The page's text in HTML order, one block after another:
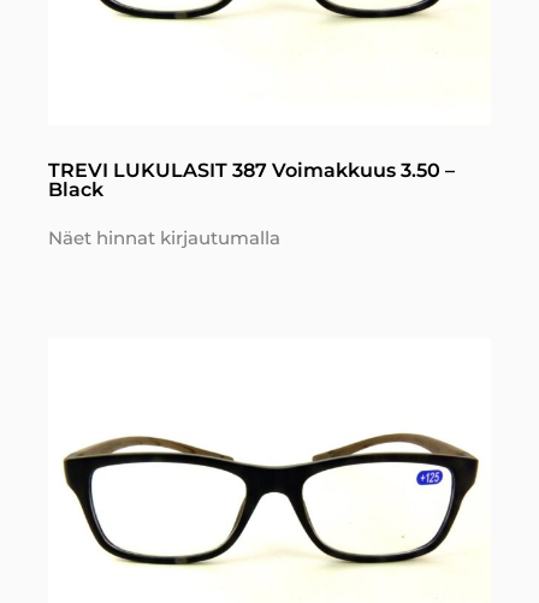
TREVI LUKULASIT 387 Voimakkuus 3.50 –
Black
Näet hinnat kirjautumalla